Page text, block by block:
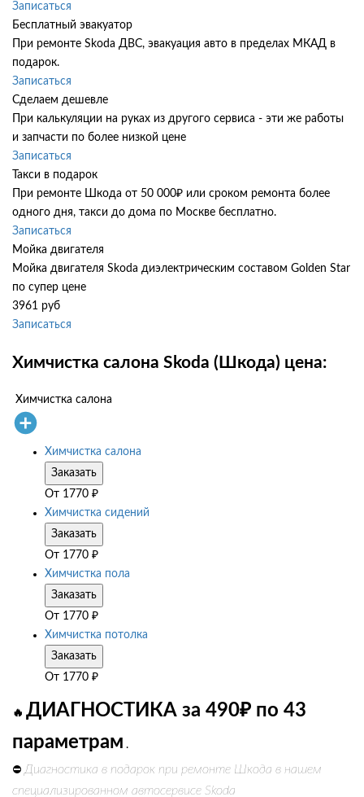
Записаться
Бесплатный эвакуатор
При ремонте Skoda ДВС, эвакуация авто в пределах МКАД в
подарок.
Записаться
Сделаем дешевле
При калькуляции на руках из другого сервиса - эти же работы
и запчасти по более низкой цене
Записаться
Такси в подарок
При ремонте Шкода от 50 000₽ или сроком ремонта более
одного дня, такси до дома по Москве бесплатно.
Записаться
Мойка двигателя
Мойка двигателя Skoda диэлектрическим составом Golden Star
по супер цене
3961 руб
Записаться
Химчистка салона Skoda (Шкода) цена:
Химчистка салона
Химчистка салона
Заказать
От 1770 ₽
Химчистка сидений
Заказать
От 1770 ₽
Химчистка пола
Заказать
От 1770 ₽
Химчистка потолка
Заказать
От 1770 ₽
🔥 ДИАГНОСТИКА за 490₽ по 43
параметрам .
⛔ Диагностика в подарок при ремонте Шкода в нашем
специализированном автосервисе Skoda